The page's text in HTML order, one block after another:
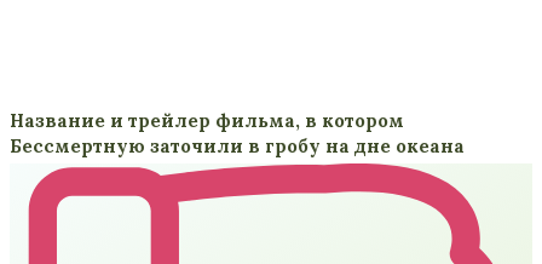
Название и трейлер фильма, в котором
Бессмертную заточили в гробу на дне океана